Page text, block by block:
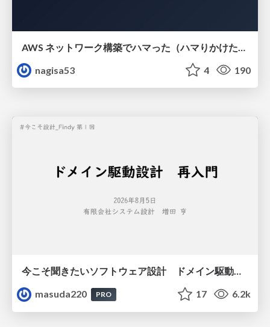
nagisa53
4 190
今こそ聞きたいソフトウェア設計 ドメイン駆動設計再入門
masuda220
PRO 17 6.2k